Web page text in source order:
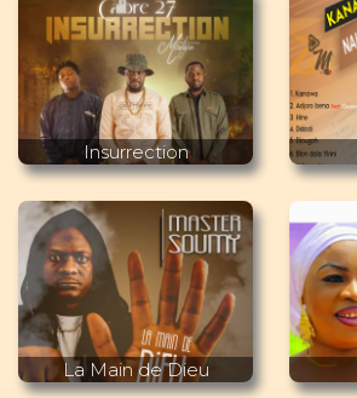
Insurrection
La Main de Dieu